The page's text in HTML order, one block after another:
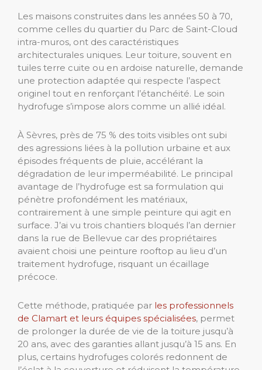
Les maisons construites dans les années 50 à 70,
comme celles du quartier du Parc de Saint-Cloud
intra-muros, ont des caractéristiques
architecturales uniques. Leur toiture, souvent en
tuiles terre cuite ou en ardoise naturelle, demande
une protection adaptée qui respecte l’aspect
originel tout en renforçant l’étanchéité. Le soin
hydrofuge s’impose alors comme un allié idéal.
À Sèvres, près de 75 % des toits visibles ont subi
des agressions liées à la pollution urbaine et aux
épisodes fréquents de pluie, accélérant la
dégradation de leur imperméabilité. Le principal
avantage de l’hydrofuge est sa formulation qui
pénètre profondément les matériaux,
contrairement à une simple peinture qui agit en
surface. J’ai vu trois chantiers bloqués l’an dernier
dans la rue de Bellevue car des propriétaires
avaient choisi une peinture rooftop au lieu d’un
traitement hydrofuge, risquant un écaillage
précoce.
Cette méthode, pratiquée par les professionnels
de Clamart et leurs équipes spécialisées, permet
de prolonger la durée de vie de la toiture jusqu’à
20 ans, avec des garanties allant jusqu’à 15 ans. En
plus, certains hydrofuges colorés redonnent de